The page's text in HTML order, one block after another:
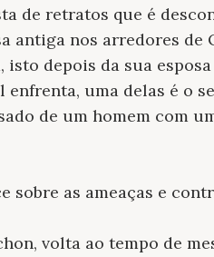
de retratos que é
antiga nos arredores de
isto depois da sua
uma delas é o
de um homem com
sobre as ameaças e
volta ao tempo de